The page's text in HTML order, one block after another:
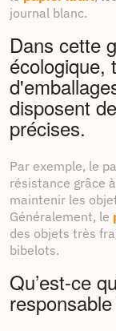
journal blanc.
Dans cette
écologique,
disposent
précises.
Par exemple, le
résistance grâce
maintenir les
Généralement, le
des objets très
bibelots.
Qu’est-ce